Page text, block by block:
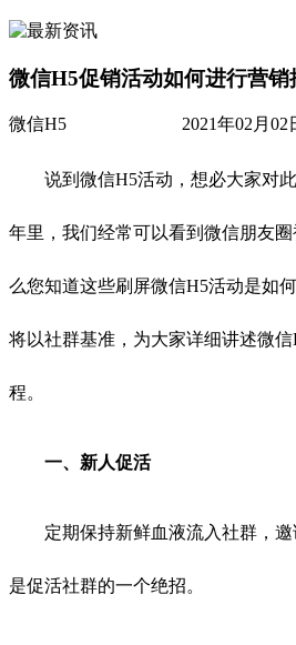
微信H5促销活动如何进行营销
微信H5 2021年02月02
说到微信H5活动，想必大家对
年里，我们经常可以看到微信朋友圈
么您知道这些刷屏微信H5活动是如
将以社群基准，为大家详细讲述微
程。
一、新人促活
定期保持新鲜血液流入社群，
是促活社群的一个绝招。